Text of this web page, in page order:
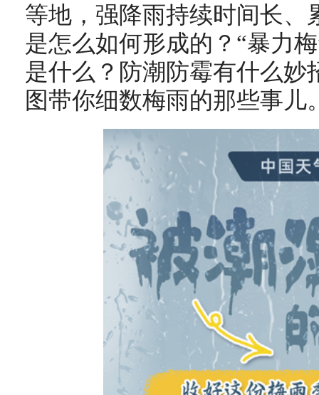
等地， 强降雨持续时间长、
是怎么如何形成的？“暴力梅
是什么？防潮防霉有什么妙
图带你细数梅雨的那些事儿